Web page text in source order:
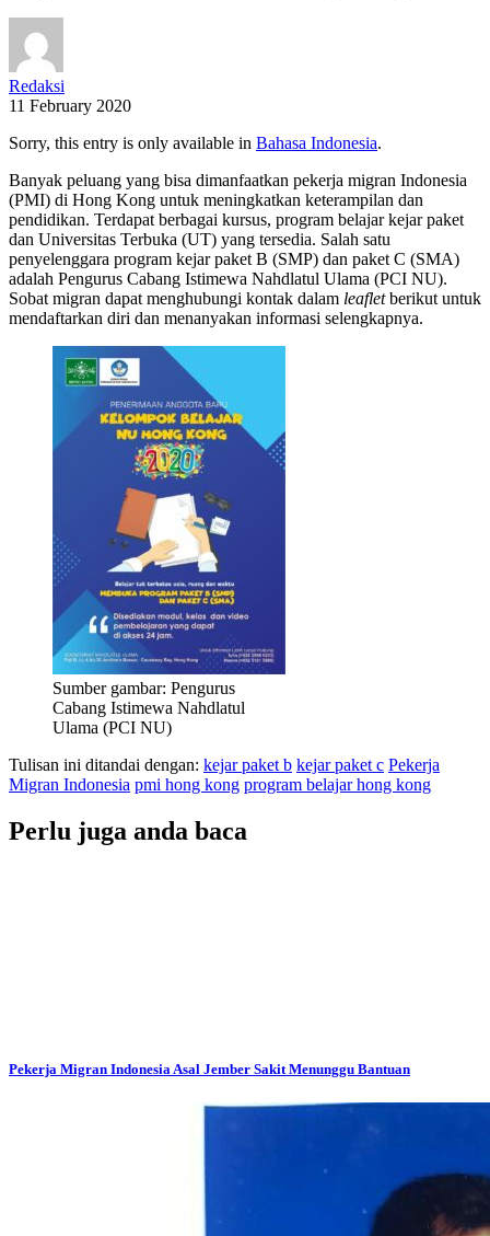
Redaksi
11 February 2020
Sorry, this entry is only available in Bahasa Indonesia.
Banyak peluang yang bisa dimanfaatkan pekerja migran Indonesia
(PMI) di Hong Kong untuk meningkatkan keterampilan dan
pendidikan. Terdapat berbagai kursus, program belajar kejar paket
dan Universitas Terbuka (UT) yang tersedia. Salah satu
penyelenggara program kejar paket B (SMP) dan paket C (SMA)
adalah Pengurus Cabang Istimewa Nahdlatul Ulama (PCI NU).
Sobat migran dapat menghubungi kontak dalam leafletberikut untuk
mendaftarkan diri dan menanyakan informasi selengkapnya.
Sumber gambar: Pengurus
Cabang Istimewa Nahdlatul
Ulama (PCI NU)
Tulisan ini ditandai dengan: kejar paket b kejar paket c Pekerja
Migran Indonesia pmi hong kong program belajar hong kong
Perlu juga anda baca
Pekerja Migran Indonesia Asal Jember Sakit Menunggu Bantuan